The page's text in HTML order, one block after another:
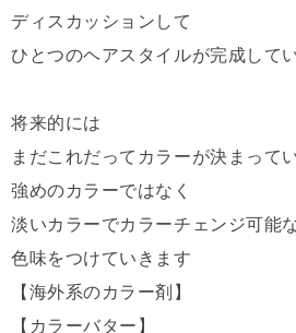
ディスカッションして
ひとつのヘアスタイルが完成して
将来的には
まだこれだってカラーが決まって
強めのカラーではなく
淡いカラーでカラーチェンジ可能
色味をつけていきます
【海外系のカラー剤】
【カラーバター】